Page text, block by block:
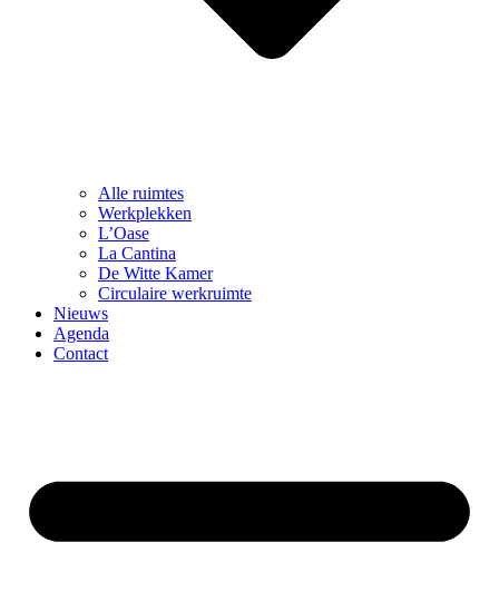
Alle ruimtes
Werkplekken
L’Oase
La Cantina
De Witte Kamer
Circulaire werkruimte
Nieuws
Agenda
Contact